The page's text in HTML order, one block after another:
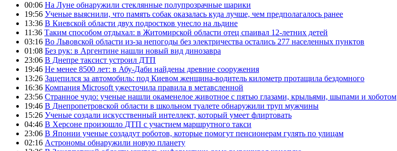
00:06 На Луне обнаружили стеклянные полупрозрачные шарики
19:56 Ученые выяснили, что память собак оказалась куда лучше, чем предполагалось ранее
13:36 В Киевской области двух подростков унесло на льдине
11:36 Таким способом отдыхал: в Житомирской области отец спаивал 12-летних детей
03:16 Во Львовской области из-за непогоды без электричества остались 277 населенных пунктов
01:08 Без рук: в Аргентине нашли новый вид динозавра
23:06 В Днепре таксист устроил ДТП
19:46 Не менее 8500 лет: в Абу-Даби найдены древние сооружения
13:26 Зацепился за автомобиль: под Киевом женщина-водитель километр протащила бездомного
16:36 Компания Microsoft ужесточила правила в метавсленной
23:56 Странное чудо: ученые нашли окаменелое животное с пятью глазами, крыльями, шыпами и хоботом
19:46 В Днепропетровской области в школьном туалете обнаружили труп мужчины
15:26 Ученые создали искусственный интеллект, который умеет флиртовать
04:46 В Херсоне произошло ДТП с участием маршрутного такси
23:06 В Японии ученые создадут роботов, которые помогут пенсионерам гулять по улицам
02:16 Астрономы обнаружили новую планету